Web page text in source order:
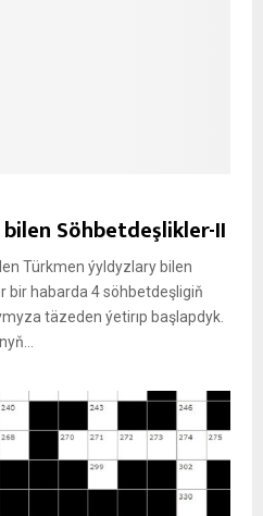
Söhbetdeşlikler-II
Türkmen ýyldyzlary bilen
bir habarda 4 söhbetdeşligiň
täzeden ýetirıp başlapdyk.